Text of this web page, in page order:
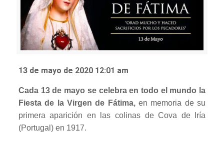
13 de mayo de 2020 12:01 am
Cada 13 de mayo se celebra en todo el mundo la
Fiesta de la Virgen de Fátima,en memoria de su
primera aparición en las colinas de Cova de Iría
(Portugal) en 1917.